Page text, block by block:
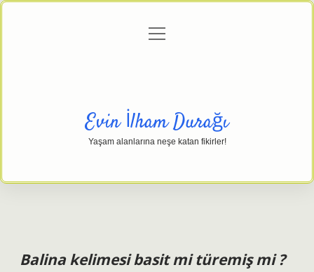
Gizlilik Politikası
menüyü
Evin İlham Durağı
Yaşam alanlarına neşe katan fikirler!
Balina kelimesi basit mi türemiş mi ?